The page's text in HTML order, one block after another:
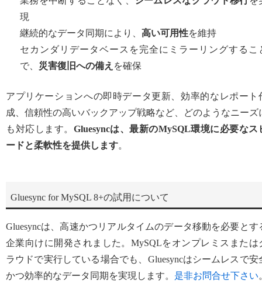
現
継続的なデータ同期により、 高い可用性を維持
セカンダリデータベースを完全にミラーリングするこ
で、 災害復旧への備え を確保
アプリケーションへの即時データ更新、効率的なレポート
成、信頼性の高いバックアップ戦略など、どのようなニーズ
も対応します。 Gluesyncは、最新のMySQL環境に必要なス
ードと柔軟性を提供します。
Gluesync for MySQL 8+の試用について
Gluesyncは、高速かつリアルタイムのデータ移動を必要とす
企業向けに開発されました。MySQLをオンプレミスまたは
ラウドで実行している場合でも、Gluesyncはシームレスで安
かつ効率的なデータ同期を実現します。 是非お問合せ下さい